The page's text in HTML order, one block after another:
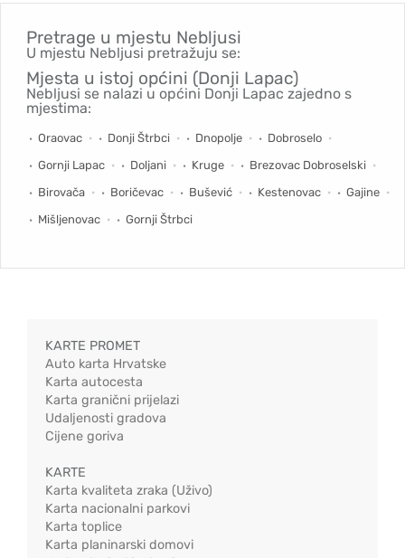
Pretrage u mjestu Nebljusi
U mjestu Nebljusi pretražuju se:
Mjesta u istoj općini (Donji Lapac)
Nebljusi se nalazi u općini Donji Lapac zajedno s
mjestima:
Oraovac Donji Štrbci Dnopolje
Dobroselo
Gornji Lapac
Doljani Kruge
Brezovac Dobroselski
Birovača
Boričevac Bušević Kestenovac
Gajine
Mišljenovac
Gornji Štrbci
KARTE PROMET
Auto karta Hrvatske
Karta autocesta
Karta granični prijelazi
Udaljenosti gradova
Cijene goriva
KARTE
Karta kvaliteta zraka (Uživo)
Karta nacionalni parkovi
Karta toplice
Karta planinarski domovi